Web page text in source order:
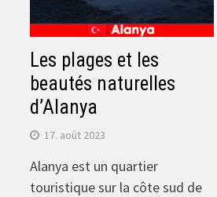
Les plages et les
beautés naturelles
d’Alanya
17. août 2023
Alanya est un quartier
touristique sur la côte sud de